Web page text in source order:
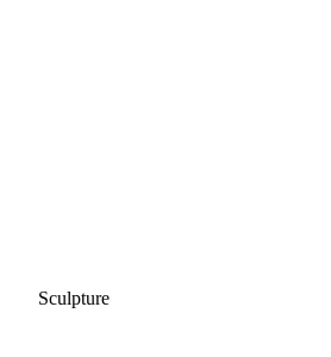
Sculpture